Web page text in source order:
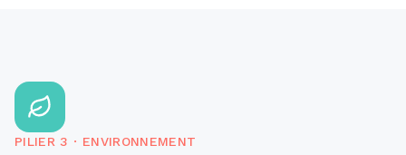
PILIER3 · ENVIRONNEMENT